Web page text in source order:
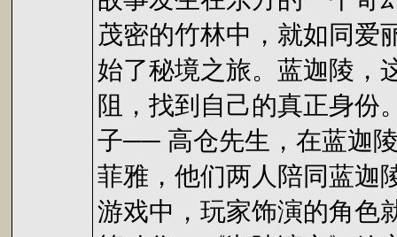
茂密的竹林中，就如同爱
始了秘境之旅。蓝迦陵，
阻，找到自己的真正身份
子── 高仓先生，在蓝迦
菲雅，他们两人陪同蓝
游戏中，玩家饰演的角色